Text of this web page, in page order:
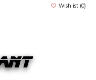
Wishlist (0)